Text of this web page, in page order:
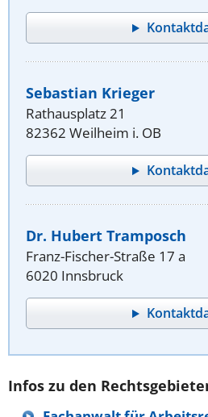
Sebastian Krieger
Rathausplatz 21
82362 Weilheim i. OB
Dr. Hubert Tramposch
Franz-Fischer-Straße 17 a
6020 Innsbruck
Infos zu den